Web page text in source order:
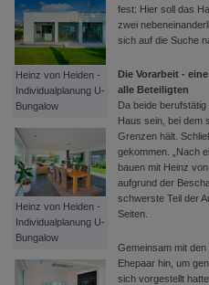
Heinz von Heiden -
Individualplanung U-
Bungalow
Heinz von Heiden -
Individualplanung U-
Bungalow
fest: Hier soll das
zwei
sich auf die Suche
Die Vorarbeit -
alle Beteiligten
Da beide
Haus sein, bei dem
Grenzen hält.
gekommen. „Nach
bauen mit Heinz
aufgrund der
schwerste Teil der
Seiten.
Gemeinsam mit
Ehepaar hin, um
sich vorgestellt